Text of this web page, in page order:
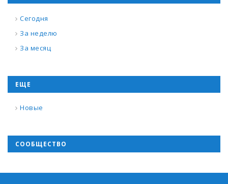
Сегодня
За неделю
За месяц
ЕЩЕ
Новые
СООБЩЕСТВО